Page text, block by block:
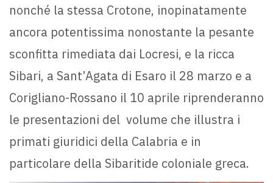
nonché la stessa Crotone, inopinatamente
ancora potentissima nonostante la pesante
sconfitta rimediata dai Locresi, e la ricca
Sibari, a Sant’Agata di Esaro il 28 marzo e a
Corigliano-Rossano il 10 aprile riprenderanno
le presentazioni del volume che illustra i
primati giuridici della Calabria e in
particolare della Sibaritide coloniale greca.